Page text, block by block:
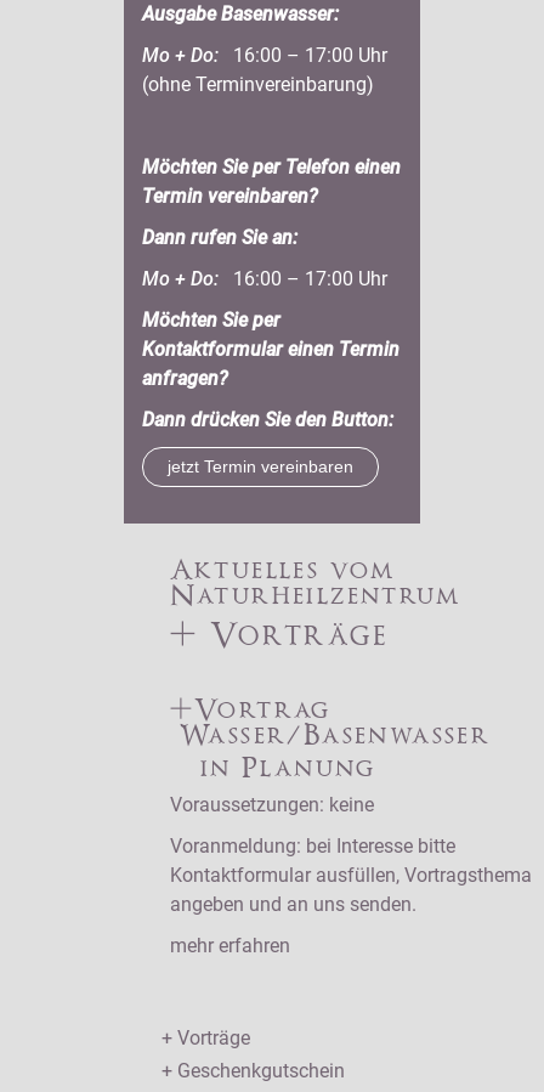
Ausgabe Basenwasser:
Mo + Do: 16:00 – 17:00 Uhr
(ohne Terminvereinbarung)
Möchten Sie per Telefon einen
Termin vereinbaren?
Dann rufen Sie an:
Mo + Do: 16:00 – 17:00 Uhr
Möchten Sie per
Kontaktformular einen Termin
anfragen?
Dann drücken Sie den Button:
jetzt Termin vereinbaren
Aktuelles vom
Naturheilzentrum
+ Vorträge
+Vortrag
Wasser/Basenwasser
in Planung
Voraussetzungen: keine
Voranmeldung: bei Interesse bitte
Kontaktformular ausfüllen, Vortragsthema
angeben und an uns senden.
mehr erfahren
+ Vorträge
+ Geschenkgutschein